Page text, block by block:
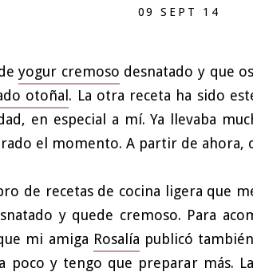
09 SEPT 14
yogur cremoso desnatado y que
otoñal . La otra receta ha sido
en especial a mí. Ya llevaba
el momento. A partir de ahora,
de recetas de cocina ligera que
y quede cremoso. Para
mi amiga Rosalía publicó
y tengo que preparar más.